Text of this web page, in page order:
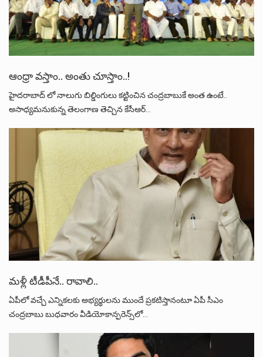
ఆంధ్రా వస్తాం.. అంతు చూస్తాం..!
హైదరాబాద్ లో నాలుగు బిల్డింగులు కట్టించిన చంద్రబాబుకే అంత ఉంటే..
అసాధ్యమనుకున్న తెలంగాణ తెచ్చిన కేసీఆర్…
మళ్లీ టీడీపీనే.. రావాలి..
ఏపీలో వచ్చే ఎన్నికలకు అభ్యర్థులను ముందే ప్రకటిస్తానంటూ ఏపీ సీఎం
చంద్రబాబు బుధవారం వీడియోకాన్ఫరెన్స్‌లో…